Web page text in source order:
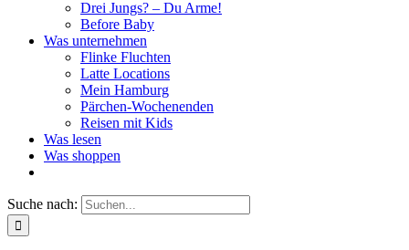
Drei Jungs? – Du Arme!
Before Baby
Was unternehmen
Flinke Fluchten
Latte Locations
Mein Hamburg
Pärchen-Wochenenden
Reisen mit Kids
Was lesen
Was shoppen
Suche nach: